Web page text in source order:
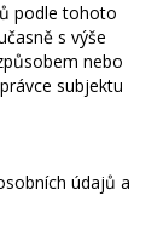
podle tohoto
s výše
nebo
subjektu
údajů a